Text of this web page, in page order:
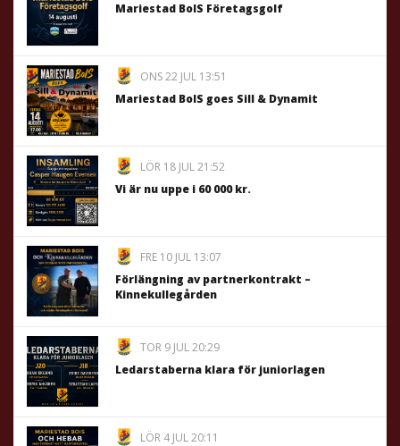
Mariestad BoIS Företagsgolf
ONS 22 JUL 13:51
Mariestad BoIS goes Sill & Dynamit
LÖR 18 JUL 21:52
Vi är nu uppe i 60 000 kr.
FRE 10 JUL 13:07
Förlängning av partnerkontrakt –
Kinnekullegården
TOR 9 JUL 20:29
Ledarstaberna klara för juniorlagen
LÖR 4 JUL 20:11